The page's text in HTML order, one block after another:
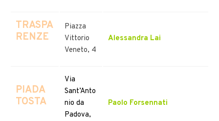
TRASPA
RENZE
Piazza
Vittorio
Veneto, 4
Alessandra Lai
PIADA
TOSTA
Via
Sant’Anto
nio da
Padova,
Paolo Forsennati